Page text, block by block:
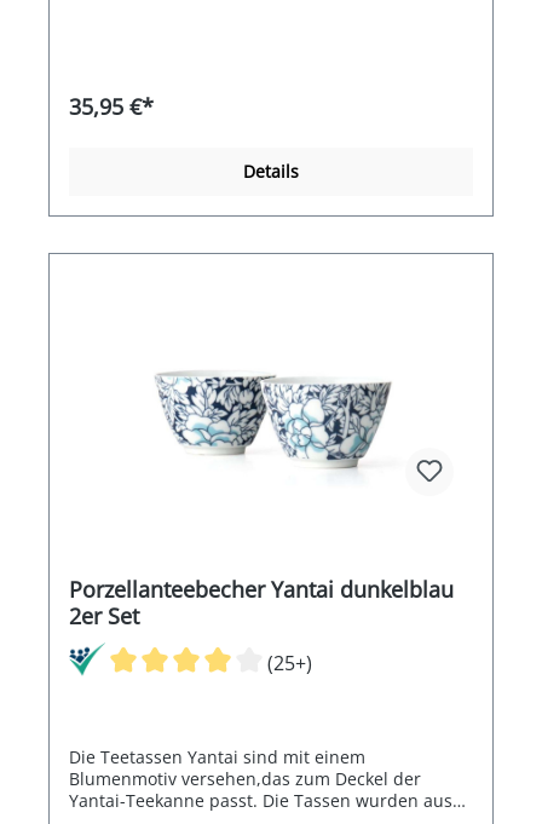
35,95 €*
Details
Porzellanteebecher Yantai dunkelblau
2er Set
(25+)
Die Teetassen Yantai sind mit einem
Blumenmotiv versehen,das zum Deckel der
Yantai-Teekanne passt. Die Tassen wurden aus